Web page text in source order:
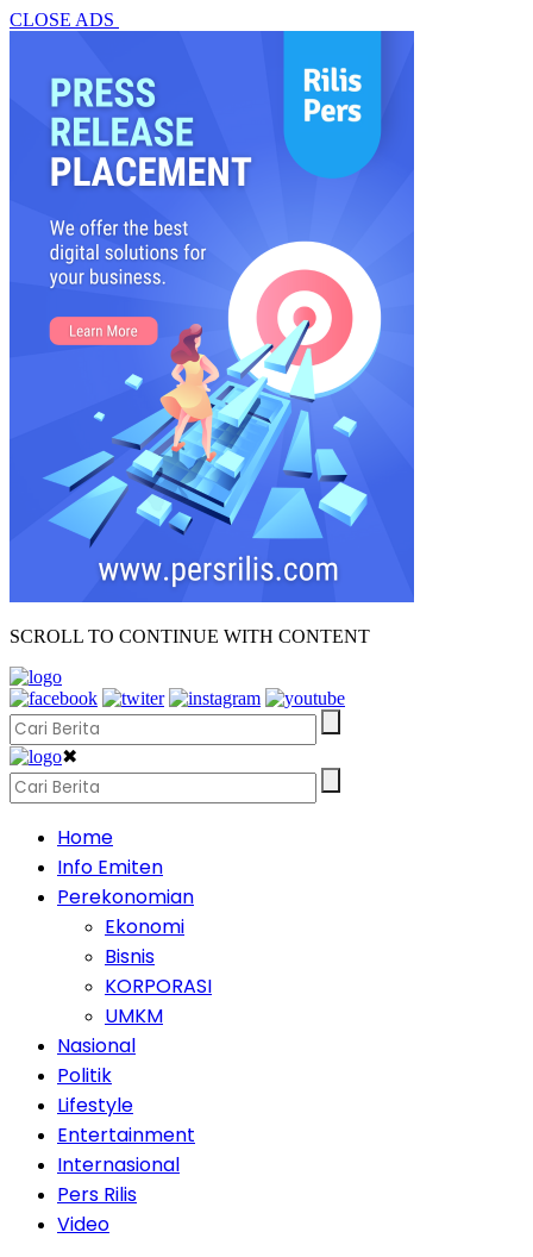
CLOSE ADS
SCROLL TO CONTINUE WITH CONTENT
✖
Home
Info Emiten
Perekonomian
Ekonomi
Bisnis
KORPORASI
UMKM
Nasional
Politik
Lifestyle
Entertainment
Internasional
Pers Rilis
Video